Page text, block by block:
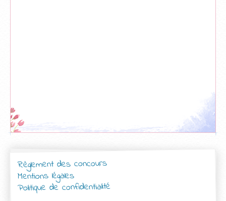
Règlement des concours
Mentions légales
Politique de confidentialité